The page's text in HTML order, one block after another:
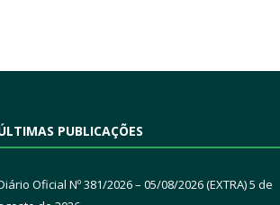
PUBLICAÇÕES
Oficial Nº 381/2026 – 05/08/2026 (EXTRA)5 de